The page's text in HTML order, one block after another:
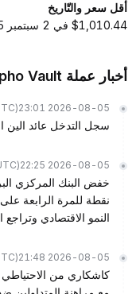
أقل سعر والتّاريخ
$1,010.44 في 2 سبتمبر 2025
أخبار عملة Steakhouse ETH Morpho Vault
2026-08-05 23:01
(UTC)
سجل التدخل عائد الين
2026-08-05 22:25
(UTC)
خفض البنك المركزي
نقطة للمرة الرابعة
النمو الاقتصادي
2026-08-05 21:48
(UTC)
كاشكاري من الاحتياطي